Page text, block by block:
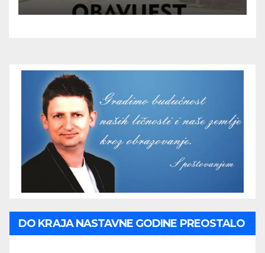
DO KRAJA NASTAVNE GODINE PREOSTALO